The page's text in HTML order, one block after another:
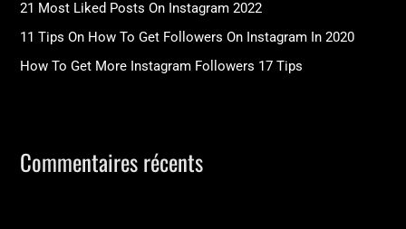
21 Most Liked Posts On Instagram 2022
11 Tips On How To Get Followers On Instagram In 2020
How To Get More Instagram Followers 17 Tips
Commentaires récents